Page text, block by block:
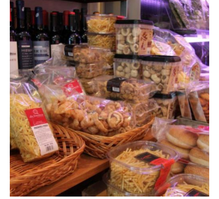
Imatge d'expositor amb snacks,
dolços i vins